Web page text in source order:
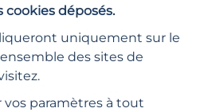
déposés.
uniquement sur le
des sites de
paramètres à tout